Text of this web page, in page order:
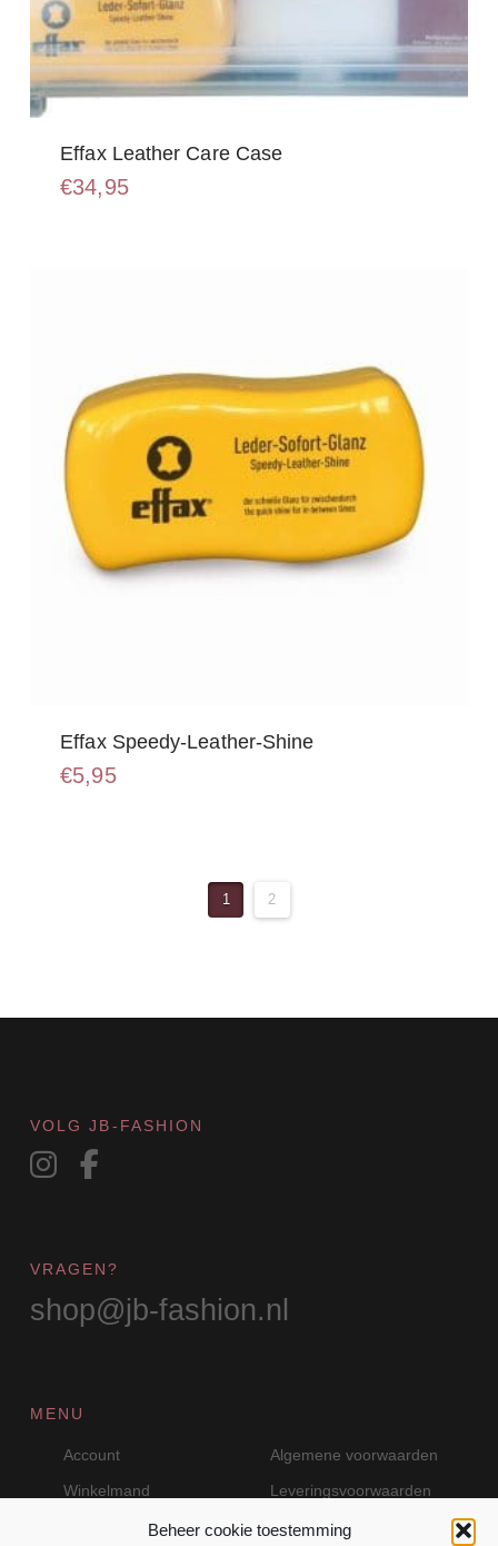
Beheer cookie toestemming
Effax Leather Care Case
€34,95
Effax Speedy-Leather-Shine
€5,95
1 2
VOLG JB-FASHION
VRAGEN?
shop@jb-fashion.nl
MENU
Account
Algemene voorwaarden
Winkelmand
Leveringsvoorwaarden